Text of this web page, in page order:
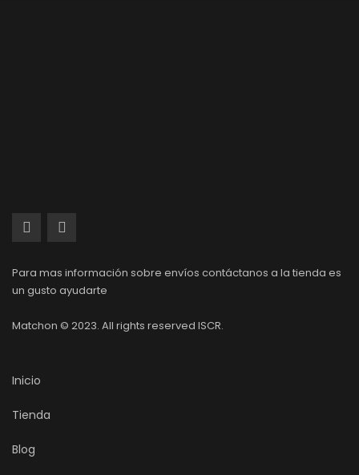
Para mas información sobre envíos contáctanos a la tienda es
un gusto ayudarte
Matchon © 2023. All rights reserved ISCR.
Inicio
Tienda
Blog